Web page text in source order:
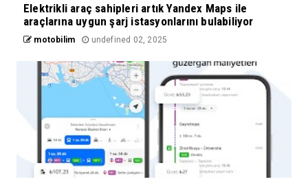
Elektrikli araç sahipleri artık Yandex Maps ile
araçlarına uygun şarj istasyonlarını bulabiliyor
motobilim undefined 02, 2025